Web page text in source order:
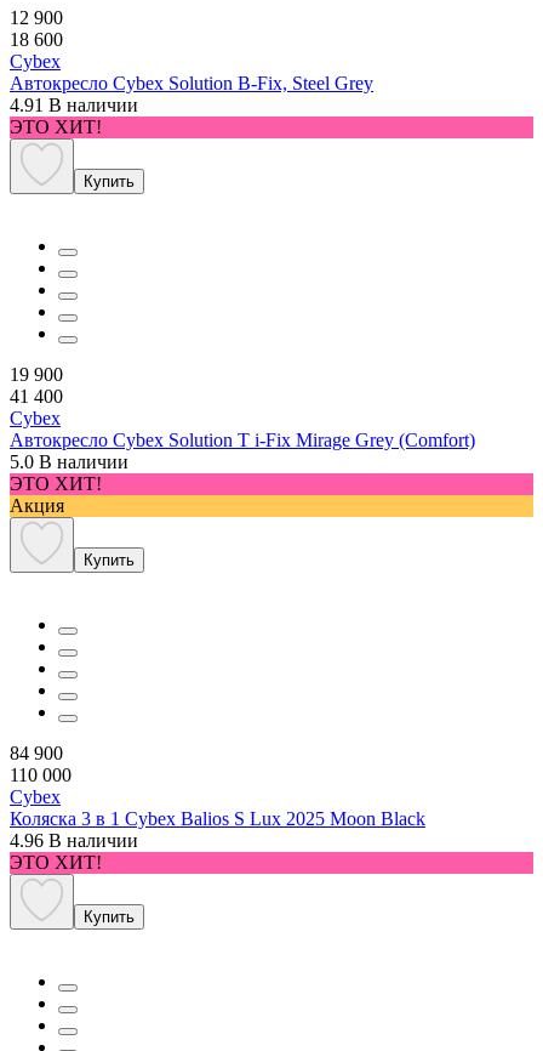
12 900
18 600
Cybex
Автокресло Cybex Solution B-Fix, Steel Grey
4.91 В наличии
ЭТО ХИТ!
Купить
19 900
41 400
Cybex
Автокресло Cybex Solution T i-Fix Mirage Grey (Comfort)
5.0 В наличии
ЭТО ХИТ!
Акция
Купить
84 900
110 000
Cybex
Коляска 3 в 1 Cybex Balios S Lux 2025 Moon Black
4.96 В наличии
ЭТО ХИТ!
Купить